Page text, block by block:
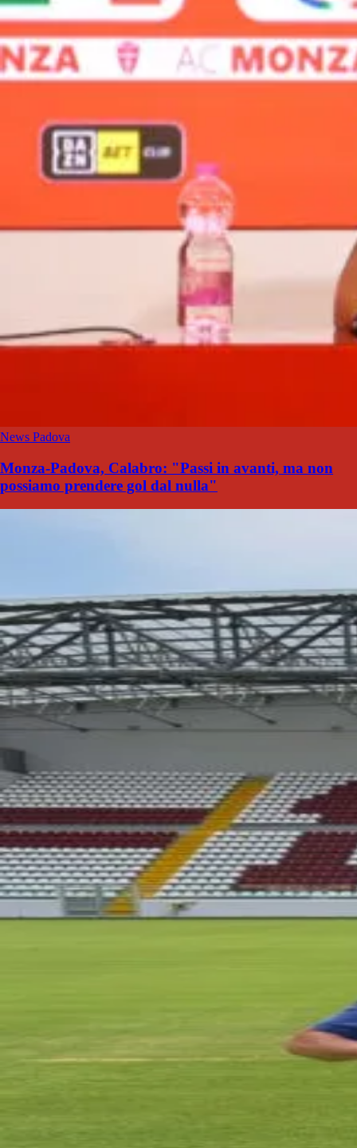
News Padova
Monza-Padova, Calabro: "Passi in avanti, ma non
possiamo prendere gol dal nulla"